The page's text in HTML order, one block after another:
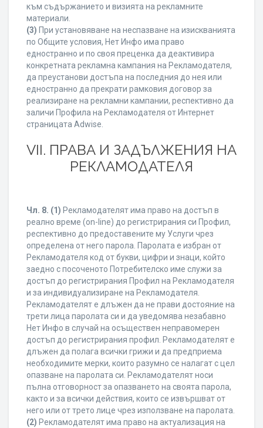
към съдържанието и визията на рекламните
материали.
(3) При установяване на неспазване на изискванията
по Общите условия, Нет Инфо има право
едностранно и по своя преценка да деактивира
конкретната рекламна кампания на Рекламодателя,
да преустанови достъпа на последния до нея или
едностранно да прекрати рамковия договор за
реализиране на рекламни кампании, респективно да
заличи Профила на Рекламодателя от Интернет
страницата Adwise.
VII. ПРАВА И ЗАДЪЛЖЕНИЯ НА
РЕКЛАМОДАТЕЛЯ
Чл. 8. (1) Рекламодателят има право на достъп в
реално време (on-line) до регистрирания си Профил,
респективно до предоставените му Услуги чрез
определена от него парола. Паролата е избран от
Рекламодателя код от букви, цифри и знаци, който
заедно с посоченото Потребителско име служи за
достъп до регистрирания Профил на Рекламодателя
и за индивидуализиране на Рекламодателя.
Рекламодателят е длъжен да не прави достояние на
трети лица паролата си и да уведомява незабавно
Нет Инфо в случай на осъществен неправомерен
достъп до регистрирания профил. Рекламодателят е
длъжен да полага всички грижи и да предприема
необходимите мерки, които разумно се налагат с цел
опазване на паролата си. Рекламодателят носи
пълна отговорност за опазването на своята парола,
както и за всички действия, които се извършват от
него или от трето лице чрез използване на паролата.
(2) Рекламодателят има право на актуализация на